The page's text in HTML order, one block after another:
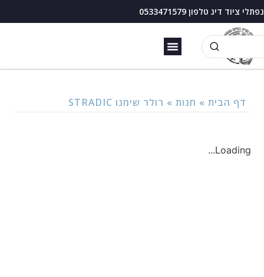
נפתלי ציוד דיג טלפון 0533471579
דף הבית » חנות » רולר שימנו STRADIC
Loading...